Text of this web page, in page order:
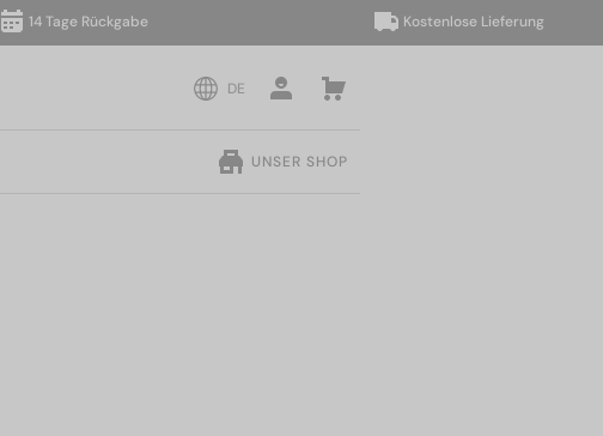
14 Tage Rückgabe Kostenlose Lieferung
DE
UNSER SHOP